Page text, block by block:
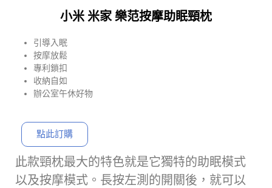
小米 米家 樂范按摩助眠頸枕
引導入眠
按摩放鬆
專利鎖扣
收納自如
辦公室午休好物
點此訂購
此款頸枕最大的特色就是它獨特的助眠模式
以及按摩模式。長按左測的開關後，就可以